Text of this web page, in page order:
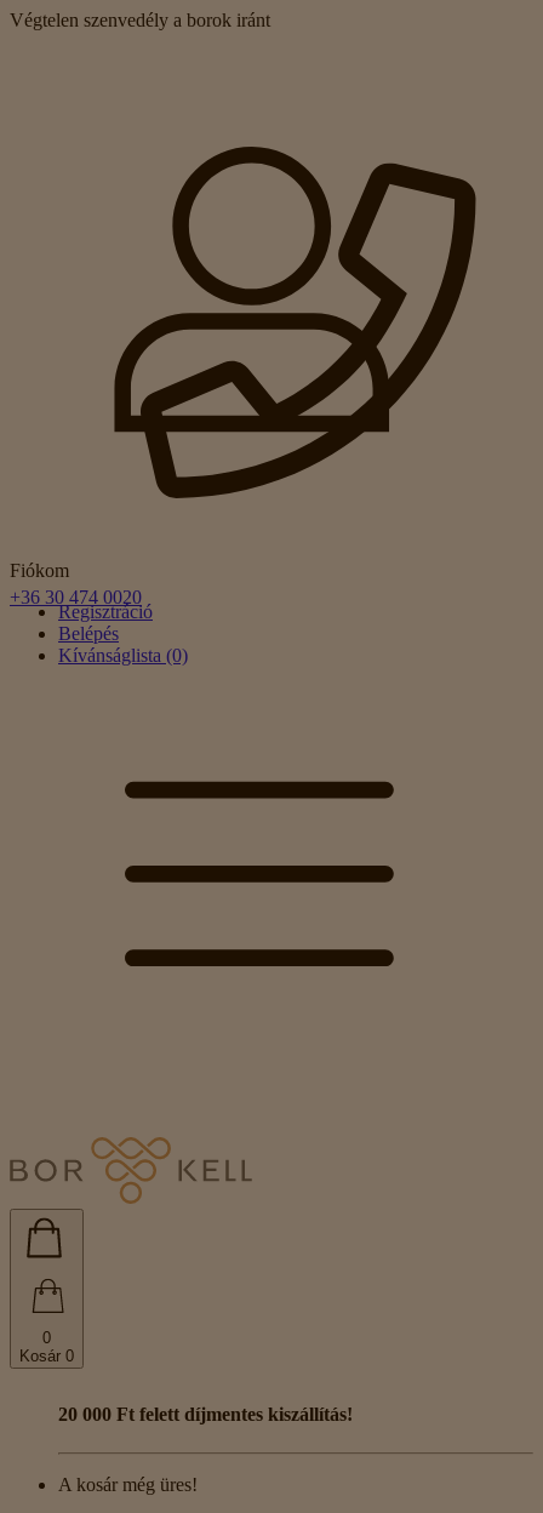
Végtelen szenvedély a borok iránt
Fiókom
Regisztráció
Belépés
Kívánságlista (0)
+36 30 474 0020
0
Kosár 0
20 000 Ft felett díjmentes kiszállítás!
A kosár még üres!